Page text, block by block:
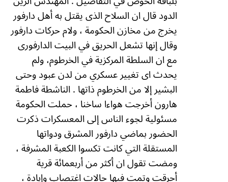
الدود قال ان السلاح الذى يقتل به أهل دارفور
يخرج من مخازن الحكومة ، ولام حركات دارفور
وقال إنها تشعل الحريق في البيت الدارفورى
مع ان السلطة المركزية في الخرطوم، ولم
يحدث اى تغيير عسكري من لدن عبود وحتى
البشير إلا من الخرطوم ذاتها .الناشطة فاطمة
هارون أخرجت هواءا ساخنا ، حملت الحكومة
مسئولية لجوء الناس إلى المعسكرات ذكرت
الحضور بماضي دارفور المشرق ودواتها
المستقلة التي كانت تكسوا الكعبة المشرفة ،
ومضت تقول ان أكثر من أربعمائة قرية
أحرقت وتمت فيها حالات اغتصاب وإبادة ،